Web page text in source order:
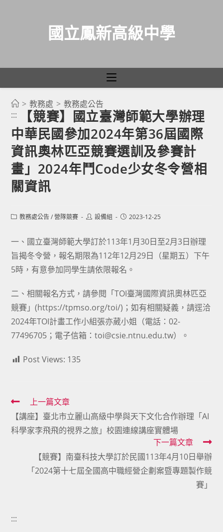
國立鳳新高級中學
> 教務處 > 教務處公告
:::
【競賽】國立臺灣師範大學辦理
中華民國參加2024年第36屆國際
資訊奧林匹亞競賽選訓及參賽計
畫」2024年鬥Code少女冬令營相
關資訊
Post教務處公告 / 營隊競賽
Post設備組
Post2023-12-25
一、國立臺灣師範大學訂於113年1月30日至2月3日辦理
旨揭冬令營，報名期限為112年12月29日（星期五）下午
5時，有意參加同學生請依限報名。
二、相關報名方式，請參閱「TOI臺灣國際資訊奧林匹亞
競賽」(https://tpmso.org/toi/)；如有相關疑義，請逕洽
2024年TOI計畫工作小組張亦葳小姐（電話：02-
77496705；電子信箱：toi@csie.ntnu.edu.tw）。
Post Views: 135
Read
more
articles
上一篇文章
【講座】臺北市立麗山高級中學與天下文化合作辦理「AI
科學家李飛飛的視界之旅」校園連線講座實體場
下一篇文章
【競賽】南臺科技大學訂於民國113年4月10日舉辦
「2024第十七屆全國高中職經營企劃案暨專題製作競
賽」
:::